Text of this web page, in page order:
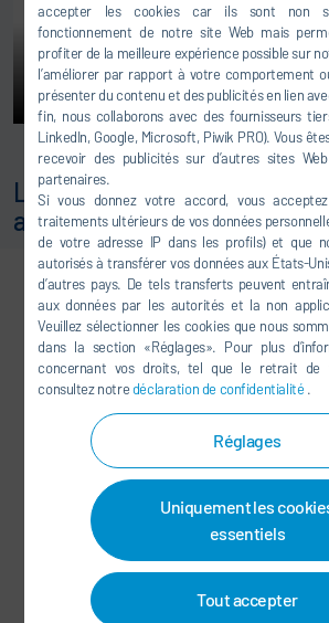
accepter les cookies car ils sont non
fonctionnement de notre site Web mais
profiter de la meilleure expérience possible sur
l’améliorer par rapport à votre comportement
présenter du contenu et des publicités en lien
fin, nous collaborons avec des fournisseurs
LinkedIn, Google, Microsoft, Piwik PRO). Vous
recevoir des publicités sur d’autres sites
partenaires.
Si vous donnez votre accord, vous
traitements ultérieurs de vos données
de votre adresse IP dans les profils) et que
autorisés à transférer vos données aux États-
d’autres pays. De tels transferts peuvent
aux données par les autorités et la non
Veuillez sélectionner les cookies que nous
dans la section «Réglages». Pour plus
concernant vos droits, tel que le retrait de
consultez notredéclaration de confidentialité .
Réglages
Uniquement les
essentiels
Tout accepter
Les marques suivantes
au succès de Dürr